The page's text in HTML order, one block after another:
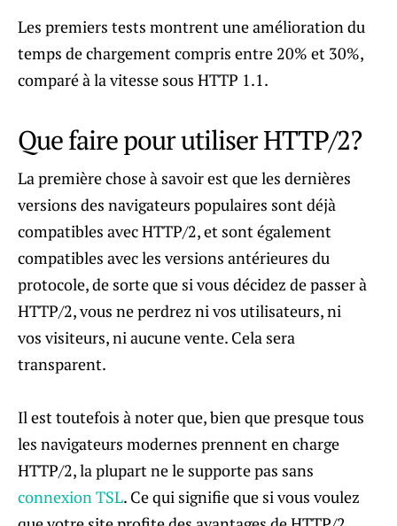
Les premiers tests montrent une amélioration du
temps de chargement compris entre 20% et 30%,
comparé à la vitesse sous HTTP 1.1.
Que faire pour utiliser HTTP/2?
La première chose à savoir est que les dernières
versions des navigateurs populaires sont déjà
compatibles avec HTTP/2, et sont également
compatibles avec les versions antérieures du
protocole, de sorte que si vous décidez de passer à
HTTP/2, vous ne perdrez ni vos utilisateurs, ni
vos visiteurs, ni aucune vente. Cela sera
transparent.
Il est toutefois à noter que, bien que presque tous
les navigateurs modernes prennent en charge
HTTP/2, la plupart ne le supporte pas sans
connexion TSL. Ce qui signifie que si vous voulez